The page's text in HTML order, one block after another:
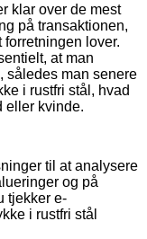
klar over de mest
på transaktionen,
lover.
at man
således man senere
i rustfri stål, hvad
eller kvinde.
til at analysere
og på
tjekker e-
i rustfri stål